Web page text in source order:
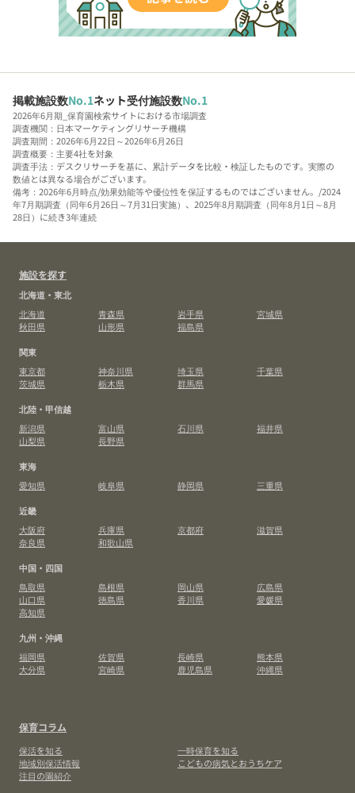
掲載施設数No.1ネット受付施設数No.1
2026年6月期_保育園検索サイトにおける市場調査
調査機関：日本マーケティングリサーチ機構
調査期間：2026年6月22日～2026年6月26日
調査概要：主要4社を対象
調査手法：デスクリサーチを基に、累計データを比較・検証したものです。実際の
数値とは異なる場合がございます。
備考：2026年6月時点/効果効能等や優位性を保証するものではございません。/2024
年7月期調査（同年6月26日～7月31日実施）、2025年8月期調査（同年8月1日～8月
28日）に続き3年連続
施設を探す
北海道・東北
北海道
青森県 岩手県
宮城県
秋田県
山形県
福島県
関東
東京都
神奈川県 埼玉県
千葉県
茨城県
栃木県
群馬県
北陸・甲信越
新潟県
富山県 石川県
福井県
山梨県
長野県
東海
愛知県
岐阜県 静岡県
三重県
近畿
大阪府
兵庫県 京都府
滋賀県
奈良県
和歌山県
中国・四国
鳥取県
島根県 岡山県
広島県
山口県
徳島県 香川県
愛媛県
高知県
九州・沖縄
福岡県
佐賀県 長崎県
熊本県
大分県
宮崎県 鹿児島県 沖縄県
保育コラム
保活を知る
一時保育を知る
地域別保活情報
こどもの病気とおうちケア
注目の園紹介